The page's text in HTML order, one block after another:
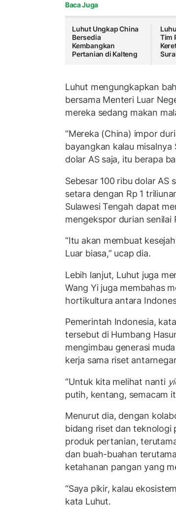
Baca Juga
Luhut Ungkap China
Bersedia
Kembangkan
Pertanian di Kalteng
Tim
Luhut mengungkapkan
bersama Menteri Luar
mereka sedang makan
“Mereka (China) impor
bayangkan kalau
dolar AS saja, itu berapa
Sebesar 100 ribu dolar AS
setara dengan Rp 1
Sulawesi Tengah dapat
mengekspor durian senilai
“Itu akan membuat
Luar biasa,” ucap dia.
Lebih lanjut, Luhut juga
Wang Yi juga membahas
hortikultura antara
Pemerintah Indonesia,
tersebut di Humbang
mengimbau generasi
kerja sama riset
“Untuk kita melihat nanti
putih, kentang, semacam
Menurut dia, dengan
bidang riset dan teknologi
produk pertanian,
dan buah-buahan
ketahanan pangan yang
“Saya pikir, kalau
kata Luhut.